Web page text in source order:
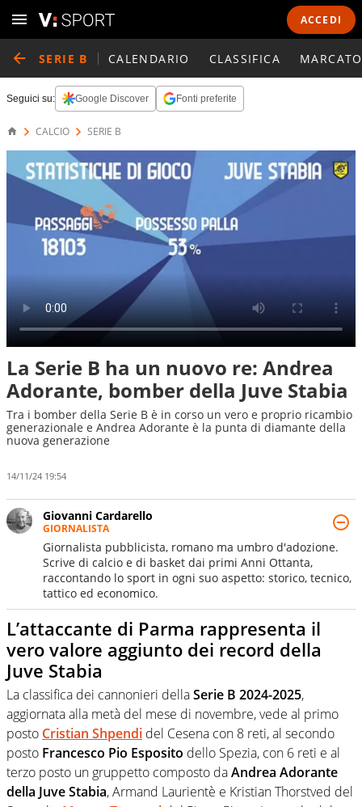
ACCEDI
SERIE B CALENDARIO CLASSIFICA
Seguici su: Google Discover Fonti preferite
CALCIO SERIE B
La Serie B ha un nuovo re: Andrea
Adorante, bomber della Juve Stabia
Tra i bomber della Serie B è in corso un vero e proprio ricambio
generazionale e Andrea Adorante è la punta di diamante della
nuova generazione
14/11/24 19:54
Giovanni Cardarello
GIORNALISTA
Giornalista pubblicista, romano ma umbro d'adozione.
Scrive di calcio e di basket dai primi Anni Ottanta,
raccontando lo sport in ogni suo aspetto: storico, tecnico,
tattico ed economico.
L’attaccante di Parma rappresenta il
vero valore aggiunto dei record della
Juve Stabia
La classifica dei cannonieri dellaSerie B 2024-2025,
aggiornata alla metà del mese di novembre, vede al primo
posto Cristian Shpendi del Cesena con 8 reti, al secondo
posto Francesco Pio Esposito dello Spezia, con 6 reti e al
terzo posto un gruppetto composto daAndrea Adorante
della Juve Stabia, Armand Laurientè e Kristian Thorstved del